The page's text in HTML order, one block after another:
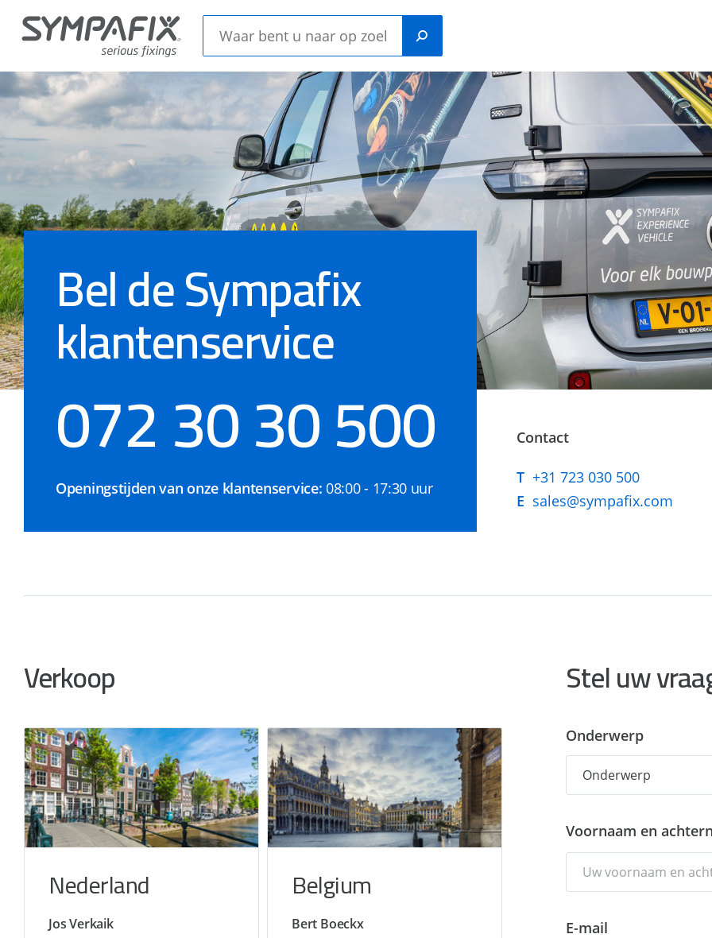
Chemische
ankers
Stalen ankers
Kunststof
constructiepluggen
Beton- Staal-
Bel de Sympafix
klantenservice
072 30 30 500
Openingstijden van onze klantenservice: 08:00 - 17:30 uur
Contact
T +31 723 030 500
E sales@sympafix.com
Verkoop
Nederland
Jos Verkaik
Belgium
Bert Boeckx
Stel uw
Onderwerp
Voornaam en
E-mail